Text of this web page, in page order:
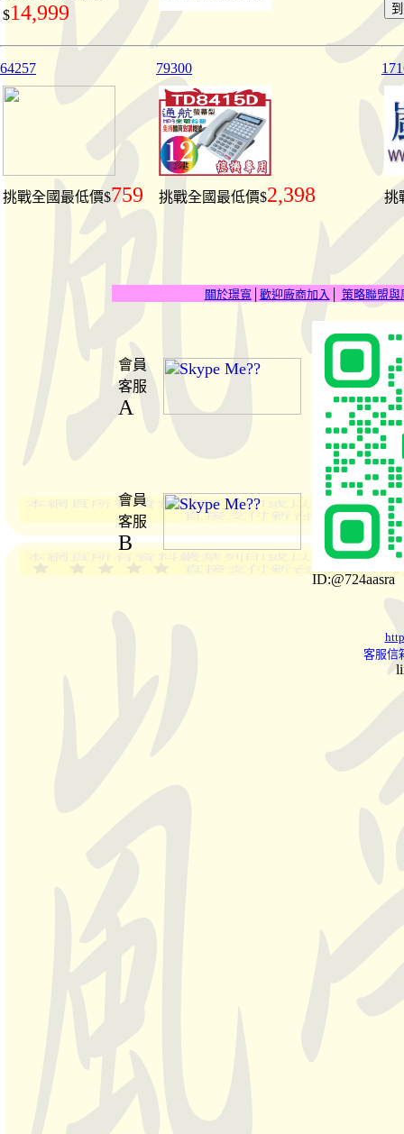
$14,999
64257
挑戰全國最低價$759
79300
挑戰全國最低價$2,398 挑
關於璟寬│ 歡迎廠商加入 策略聯盟與
會員
客服
A
ID:@724aasra
會員
客服
B
客服信